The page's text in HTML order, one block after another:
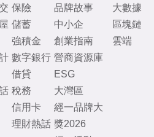
保險
儲蓄
強積金
數字銀行
借貸
稅務
信用卡
理財熱話
品牌故事
中小企
創業指南
營商資源庫
ESG
大灣區
經一品牌大
獎2026
大數據
區塊鏈
雲端